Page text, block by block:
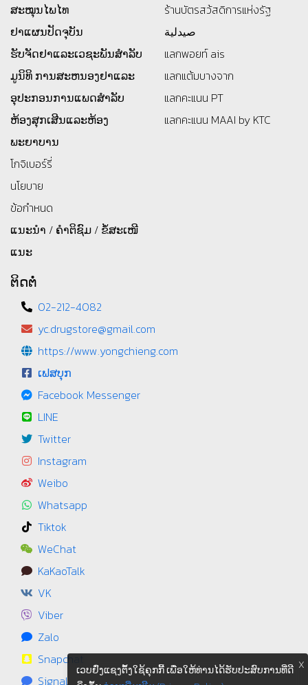
ສະໝຸນໄພໄທ
ຢາແຜນປັດຈຸບັນ
ຮັບຈັດຢາແລະເວຊະພັນສໍາລັບ
ມູນິທິ ການສະຫນອງຢາແລະ
ອຸປະກອນການແພດສໍາລັບ
ຫ້ອງສຸກເສີນແລະຫ້ອງ
ພະຍາບານ
โกจิเบอร์รี่
นโยบาย
ข้อกำหนด
ແນະນຳ / ຄຳຕິຊົມ / ຂໍ້ສະເໜີ
ແນະ
ร้านบัตรสว้สดิการแห่งรัฐ
صيدلية
แลกพอยท์ ais
แลกแต้มบางจาก
แลกคะแนน PT
แลกคะแนน MAAI by KTC
ຕິດຕໍ່
02-212-4082
yc.drugstore@gmail.com
https://www.yongchieng.com
ເຟສບຸກ
Facebook Messenger
LINE
Twitter
Instagram
Weibo
Whatsapp
Tiktok
WeChat
KaKaoTalk
VK
Viber
Zalo
Snapchat
Signal
X
ເວບຢົ່ງແຊງຕຶ້ງໃຊ້ຄຸກກີ້ ເພື່ອໃຫ້ທ່ານໄດ້ຮັບປະສົບການທີ່ດີ